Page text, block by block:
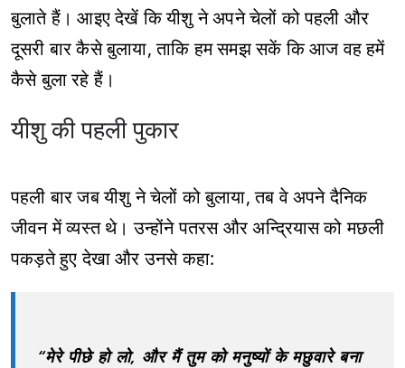
बुलाते हैं। आइए देखें कि यीशु ने अपने चेलों को पहली और
दूसरी बार कैसे बुलाया, ताकि हम समझ सकें कि आज वह हमें
कैसे बुला रहे हैं।
यीशु की पहली पुकार
पहली बार जब यीशु ने चेलों को बुलाया, तब वे अपने दैनिक
जीवन में व्यस्त थे। उन्होंने पतरस और अन्द्रियास को मछली
पकड़ते हुए देखा और उनसे कहा:
“मेरे पीछे हो लो, और मैं तुम को मनुष्यों के मछुवारे बना